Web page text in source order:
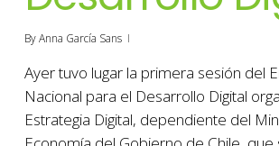
ByAnna García Sans
Ayer tuvo lugar la primera sesión del
Nacional para el Desarrollo Digital
Estrategia Digital, dependiente del